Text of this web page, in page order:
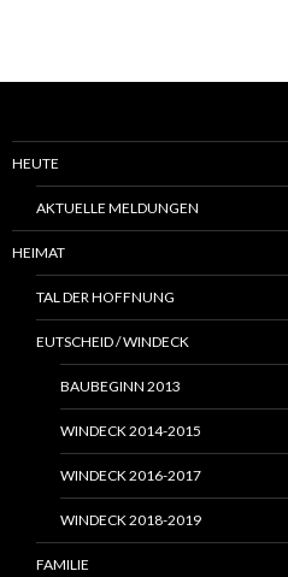
HEUTE
AKTUELLE MELDUNGEN
HEIMAT
TAL DER HOFFNUNG
EUTSCHEID / WINDECK
BAUBEGINN 2013
WINDECK 2014-2015
WINDECK 2016-2017
WINDECK 2018-2019
FAMILIE